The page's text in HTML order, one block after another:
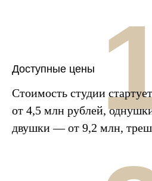
Доступные цены
Стоимость студии стартует
от 4,5 млн рублей,
двушки — от 9,2 млн,